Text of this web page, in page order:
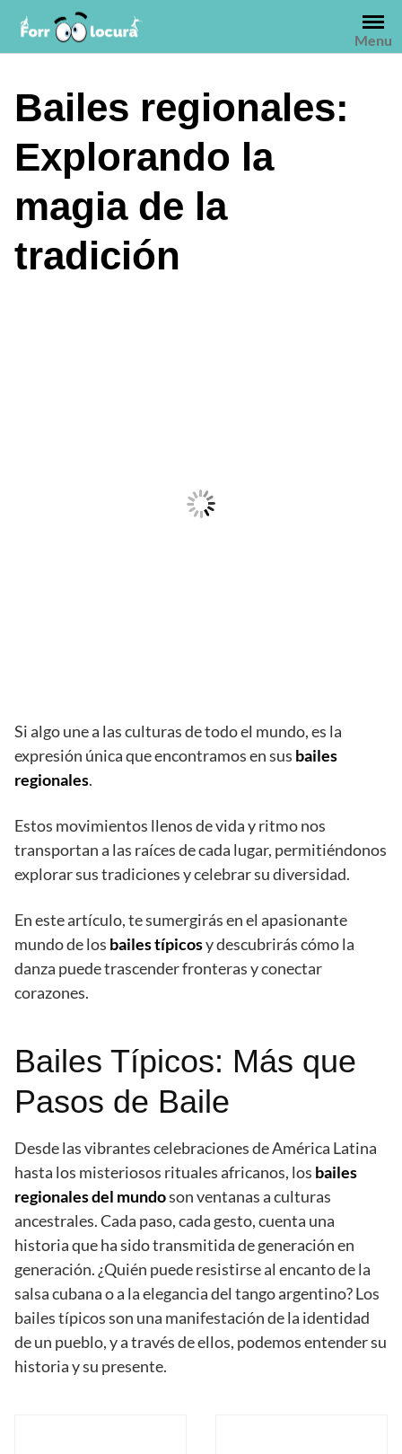
contenido
Menu
Bailes regionales:
Explorando la
magia de la
tradición
Si algo une a las culturas de todo el mundo, es la
expresión única que encontramos en sus bailes
regionales.
Estos movimientos llenos de vida y ritmo nos
transportan a las raíces de cada lugar, permitiéndonos
explorar sus tradiciones y celebrar su diversidad.
En este artículo, te sumergirás en el apasionante
mundo de los bailes típicosy descubrirás cómo la
danza puede trascender fronteras y conectar
corazones.
Bailes Típicos: Más que
Pasos de Baile
Desde las vibrantes celebraciones de América Latina
hasta los misteriosos rituales africanos, los bailes
regionales del mundoson ventanas a culturas
ancestrales. Cada paso, cada gesto, cuenta una
historia que ha sido transmitida de generación en
generación. ¿Quién puede resistirse al encanto de la
salsa cubana o a la elegancia del tango argentino? Los
bailes típicos son una manifestación de la identidad
de un pueblo, y a través de ellos, podemos entender su
historia y su presente.